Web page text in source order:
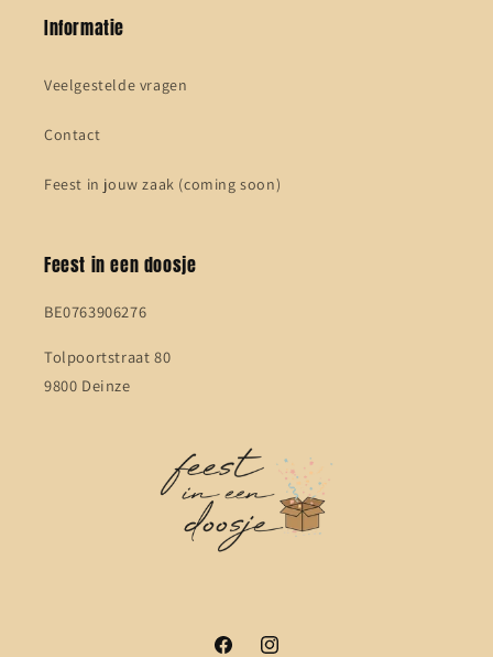
Informatie
Veelgestelde vragen
Contact
Feest in jouw zaak (coming soon)
Feest in een doosje
BE0763906276
Tolpoortstraat 80
9800 Deinze